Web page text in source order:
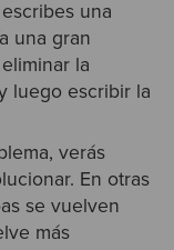
una
una gran
la
luego escribir la
verás
En otras
se vuelven
más